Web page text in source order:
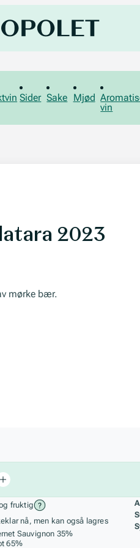
Sider Sake Mjød
vin
2023
mørke bær.
og råstoff
fruktig
nå, men kan også lagres
Sauvignon 35%
65%